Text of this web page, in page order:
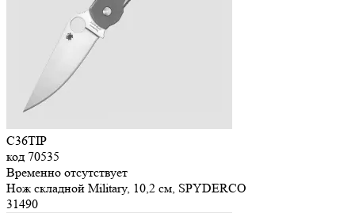
C36TIP
код 70535
Временно отсутствует
Нож складной Military, 10,2 см, SPYDERCO
31490